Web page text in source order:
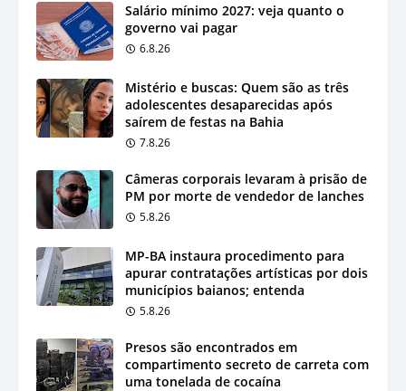
Salário mínimo 2027: veja quanto o
governo vai pagar
6.8.26
Mistério e buscas: Quem são as três
adolescentes desaparecidas após
saírem de festas na Bahia
7.8.26
Câmeras corporais levaram à prisão de
PM por morte de vendedor de lanches
5.8.26
MP-BA instaura procedimento para
apurar contratações artísticas por dois
municípios baianos; entenda
5.8.26
Presos são encontrados em
compartimento secreto de carreta com
uma tonelada de cocaína